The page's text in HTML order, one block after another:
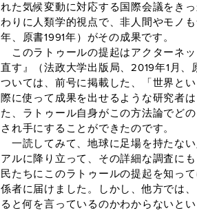
れた気候変動に対応する国際会議をき
わりに人類学的視点で、非人間やモノ
年、原書1991年）がその成果です。
このラトゥールの提起はアクターネ
直す』（法政大学出版局、2019年1月
ついては、前号に掲載した、「世界と
際に使って成果を出せるような研究者
た、ラトゥール自身がこの方法論でど
され手にすることができたのです。
一読してみて、地球に足場を持たな
アルに降り立って、その詳細な調査に
民たちにこのラトゥールの提起を知っ
係者に届けました。しかし、他方では
ると何を言っているのかわからないと